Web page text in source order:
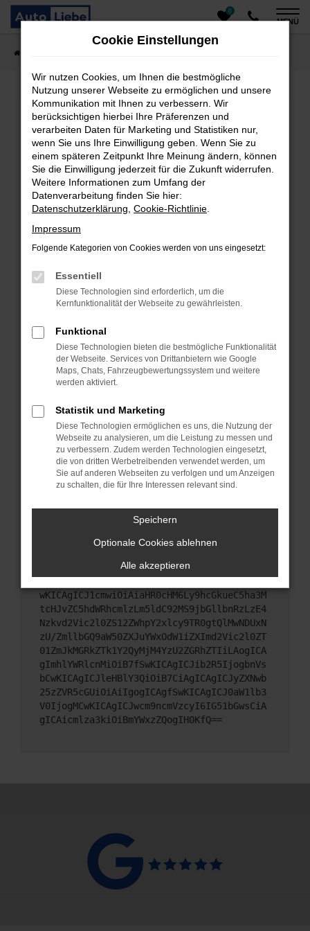
Zum
Hauptinhalt
0
MENÜ
Fehler: Network Error
Beim Laden ist ein Fehler aufgetreten.
Hier sind ein paar Tipps, die dir helfen können:
Überprüfe deine Firewall und deine
Internetverbindung.
Laden andere Webseiten, zum Beispiel deine
Suchmaschine?
Prüfe deine Browsererweiterungen.
das Laden bestimmter Seiten verhindern.
Funktioniert die Seite in einem anderen Browser
oder in einem privaten Fenster?
Das kann manchmal helfen, vorübergehende
Probleme zu beheben.
Stelle sicher, dass dein Browser und dein
Betriebssystem auf dem neuesten Stand sind.
Sicherheitsrisiko, sondern kann auch dazu führen,
dass bestimmte Funktionen nicht mehr
unterstützt werden.
Wende dich an den Webseitenbetreiber.
Wenn du alle oben genannten Schritte versucht
hast, kontaktiere uns bitte. Wir werden versuchen,
das Problem zu beheben. Du kannst uns diesen
Text schicken, um uns bei der Fehlersuche zu
unterstützen:
ewogICJuYW1lIjogIk5ldHdvcmtFcnJvciIsCiAgI
mNvbmZpZyI6IHsKICAgICJtZXRob2QiOiAiR0VUIi
wKICAgICJ1cmwiOiAiaHR0cHM6Ly9hcGkueC5ha3M
tcHJvZC5hdWRhcmlzLm5ldC92MS9jbGllbnRzLzE4
Nzkvd2Vic2l0ZS12ZWhpY2xlcy9TR0gtQlMwNDUxN
zU/ZmllbGQ9aW50ZXJuYWxOdW1iZXImd2Vic2l0ZT
01ZmJkMGRkZTk1Y2QyMjM4YzU2ZGRhZTIiLAogICA
gImhlYWRlcnMiOiB7fSwKICAgICJib2R5IjogbnVs
bCwKICAgICJleHBlY3QiOiB7CiAgICAgICJyZXNwb
25zZVR5cGUiOiAiIgogICAgfSwKICAgICJ0aW1lb3
V0IjogMCwKICAgICJwcm9ncmVzcyI6IG51bGwsCiA
gICAicmlza3kiOiBmYWxzZQogIH0KfQ==
Cookie Einstellungen
Wir nutzen Cookies, um Ihnen die bestmögliche
Nutzung unserer Webseite zu ermöglichen und unsere
Kommunikation mit Ihnen zu verbessern. Wir
berücksichtigen hierbei Ihre Präferenzen und
verarbeiten Daten für Marketing und Statistiken nur,
wenn Sie uns Ihre Einwilligung geben. Wenn Sie zu
einem späteren Zeitpunkt Ihre Meinung ändern, können
Sie die Einwilligung jederzeit für die Zukunft widerrufen.
Weitere Informationen zum Umfang der
Datenverarbeitung finden Sie hier:
Datenschutzerklärung Cookie-Richtlinie
Impressum
Folgende Kategorien von Cookies werden von uns eingesetzt:
Essentiell
Diese Technologien sind erforderlich, um die
Kernfunktionalität der Webseite zu gewährleisten.
Funktional
Diese Technologien bieten die bestmögliche Funktionalität
der Webseite. Services von Drittanbietern wie Google
Maps, Chats, Fahrzeugbewertungssystem und weitere
werden aktiviert.
Statistik und Marketing
Diese Technologien ermöglichen es uns, die Nutzung der
Webseite zu analysieren, um die Leistung zu messen und
zu verbessern. Zudem werden Technologien eingesetzt,
die von dritten Werbetreibenden verwendet werden, um
Sie auf anderen Webseiten zu verfolgen und um Anzeigen
zu schalten, die für Ihre Interessen relevant sind.
Speichern
Optionale Cookies ablehnen
Alle akzeptieren